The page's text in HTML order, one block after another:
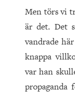
Men törs vi
är det. Det
vandrade
knappa
var han